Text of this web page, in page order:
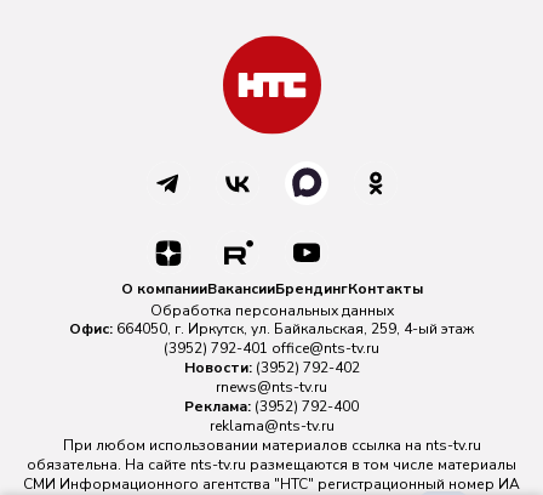
О компанииВакансииБрендингКонтакты
Обработка персональных данных
Офис: 664050, г. Иркутск, ул. Байкальская, 259, 4-ый этаж
(3952) 792-401 office@nts-tv.ru
Новости: (3952) 792-402
rnews@nts-tv.ru
Реклама: (3952) 792-400
reklama@nts-tv.ru
При любом использовании материалов ссылка на nts-tv.ru
обязательна. На сайте nts-tv.ru размещаются в том числе материалы
СМИ Информационного агентства "НТС" регистрационный номер ИА